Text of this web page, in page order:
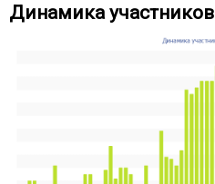
Динамика участников